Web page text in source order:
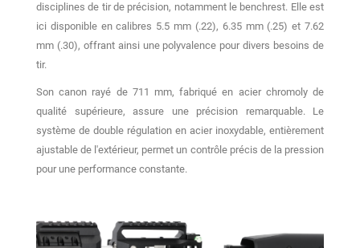
disciplines de tir de précision, notamment le benchrest. Elle est
ici disponible en calibres 5.5 mm (.22), 6.35 mm (.25) et 7.62
mm (.30), offrant ainsi une polyvalence pour divers besoins de
tir.
Son canon rayé de 711 mm, fabriqué en acier chromoly de
qualité supérieure, assure une précision remarquable.
Le
système de double régulation en acier inoxydable, entièrement
ajustable de l'extérieur, permet un contrôle précis de la pression
pour une performance constante.